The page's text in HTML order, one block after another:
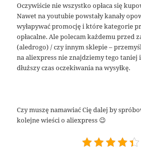
Oczywiście nie wszystko opłaca się
Nawet na youtubie powstały kanały
wyłapywać promocję i które kategorie
opłacalne. Ale polecam każdemu przed
(aledrogo) / czy innym sklepie –
na aliexpress nie znajdziemy tego taniej
dłuższy czas oczekiwania na wysyłkę.
Czy muszę namawiać Cię dalej by
kolejne wieści o aliexpress 😉